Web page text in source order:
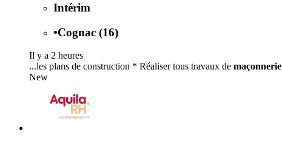
Intérim
•Cognac (16)
Il y a 2 heures
...les plans de construction * Réaliser tous travaux de maçonnerie
New